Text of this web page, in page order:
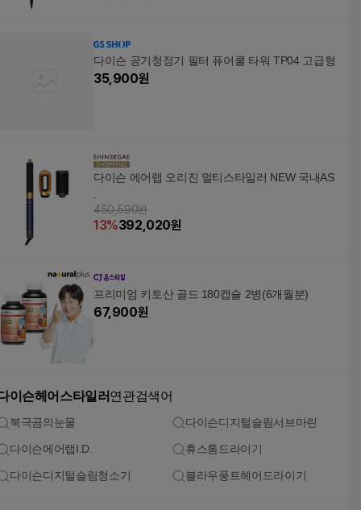
다이슨 공기청정기 필터 퓨어쿨 타워 TP04 고급형
35,900원
다이슨 에어랩 오리진 멀티스타일러 NEW 국내AS
450,590원
13%392,020원
프리미엄 키토산 골드 180캡슐 2병(6개월분)
67,900원
이슨헤어스타일러연관검색어
북극곰의눈물 다이슨디지털슬림서브마린
다이슨에어랩I.D. 휴스톰드라이기
다이슨디지털슬림청소기 블라우풍트헤어드라이기